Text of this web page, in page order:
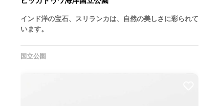
インド洋の宝石、スリランカは、自然の美しさに彩られて
います。
国立公園